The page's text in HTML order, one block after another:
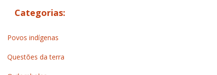
Categorias:
Povos indígenas
Questões da terra